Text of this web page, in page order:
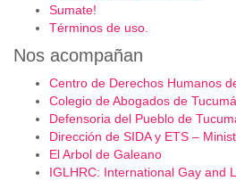
Sumate!
Términos de uso.
Nos acompañan
Centro de Derechos Humanos
Colegio de Abogados de
Defensoria del Pueblo de
Dirección de SIDA y ETS –
El Arbol de Galeano
IGLHRC: International Gay and